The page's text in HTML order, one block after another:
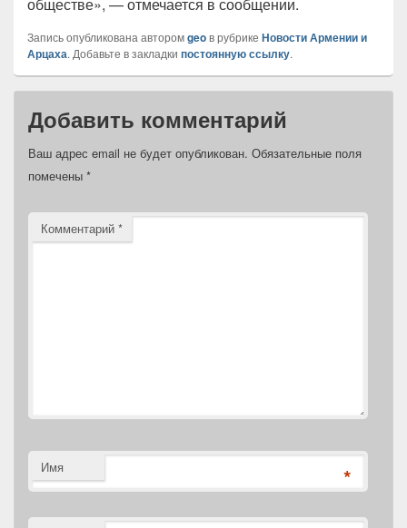
обществе», — отмечается в сообщении.
Запись опубликована авторомgeoв рубрике Новости Армении и
Арцаха. Добавьте в закладки постоянную ссылку.
Добавить комментарий
Ваш адрес email не будет опубликован. Обязательные поля
помечены *
Комментарий *
Имя *